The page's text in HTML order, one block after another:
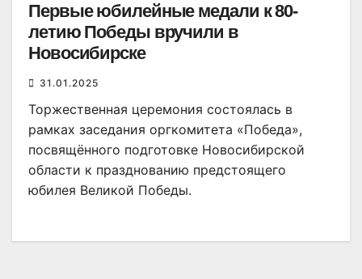
Первые юбилейные медали к 80-
летию Победы вручили в
Новосибирске
31.01.2025
Торжественная церемония состоялась в
рамках заседания оргкомитета «Победа»,
посвящённого подготовке Новосибирской
области к празднованию предстоящего
юбилея Великой Победы.